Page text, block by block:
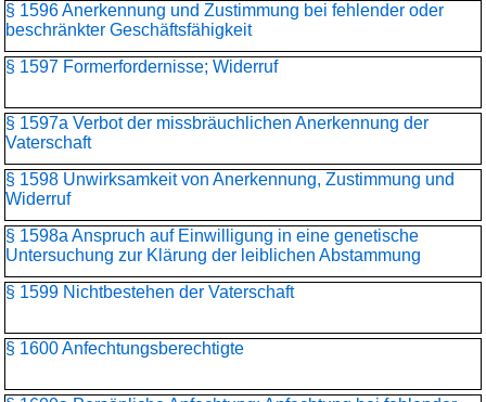
§ 1596 Anerkennung und Zustimmung bei fehlender oder
beschränkter Geschäftsfähigkeit
§ 1597 Formerfordernisse; Widerruf
§ 1597a Verbot der missbräuchlichen Anerkennung der
Vaterschaft
§ 1598 Unwirksamkeit von Anerkennung, Zustimmung und
Widerruf
§ 1598a Anspruch auf Einwilligung in eine genetische
Untersuchung zur Klärung der leiblichen Abstammung
§ 1599 Nichtbestehen der Vaterschaft
§ 1600 Anfechtungsberechtigte